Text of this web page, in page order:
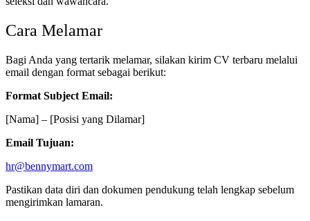
Cara Melamar
Bagi Anda yang tertarik melamar, silakan kirim CV terbaru melalui
email dengan format sebagai berikut:
Format Subject Email:
[Nama] – [Posisi yang Dilamar]
Email Tujuan:
hr@bennymart.com
Pastikan data diri dan dokumen pendukung telah lengkap sebelum
mengirimkan lamaran.